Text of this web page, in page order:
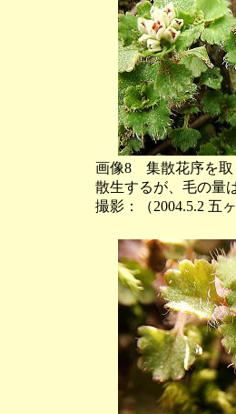
画像8 集散花序を取
散生するが、毛の量
撮影：（2004.5.2 五ヶ